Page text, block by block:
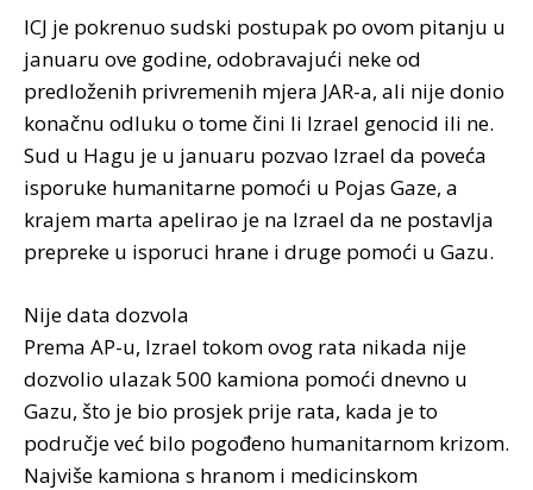
ICJ je pokrenuo sudski postupak po ovom pitanju u
januaru ove godine, odobravajući neke od
predloženih privremenih mjera JAR-a, ali nije donio
konačnu odluku o tome čini li Izrael genocid ili ne.
Sud u Hagu je u januaru pozvao Izrael da poveća
isporuke humanitarne pomoći u Pojas Gaze, a
krajem marta apelirao je na Izrael da ne postavlja
prepreke u isporuci hrane i druge pomoći u Gazu.
Nije data dozvola
Prema AP-u, Izrael tokom ovog rata nikada nije
dozvolio ulazak 500 kamiona pomoći dnevno u
Gazu, što je bio prosjek prije rata, kada je to
područje već bilo pogođeno humanitarnom krizom.
Najviše kamiona s hranom i medicinskom